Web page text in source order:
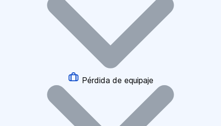
Pérdida de equipaje